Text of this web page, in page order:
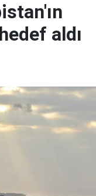
aldı